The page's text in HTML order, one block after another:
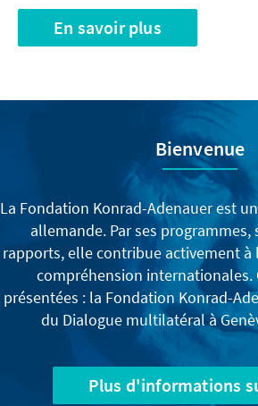
En savoir plus
Bienvenue
La Fondation Konrad-Adenauer est
allemande. Par ses programmes,
rapports, elle contribue activement à
compréhension internationales.
présentées : la Fondation Konrad-
du Dialogue multilatéral à
Plus d'informations